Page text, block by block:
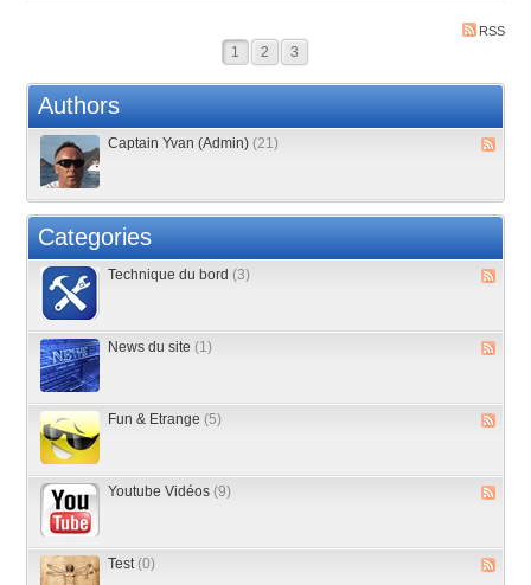
RSS
1 2 3
Authors
Captain Yvan (Admin) (21)
Categories
Technique du bord (3)
News du site (1)
Fun & Etrange (5)
Youtube Vidéos (9)
Test (0)